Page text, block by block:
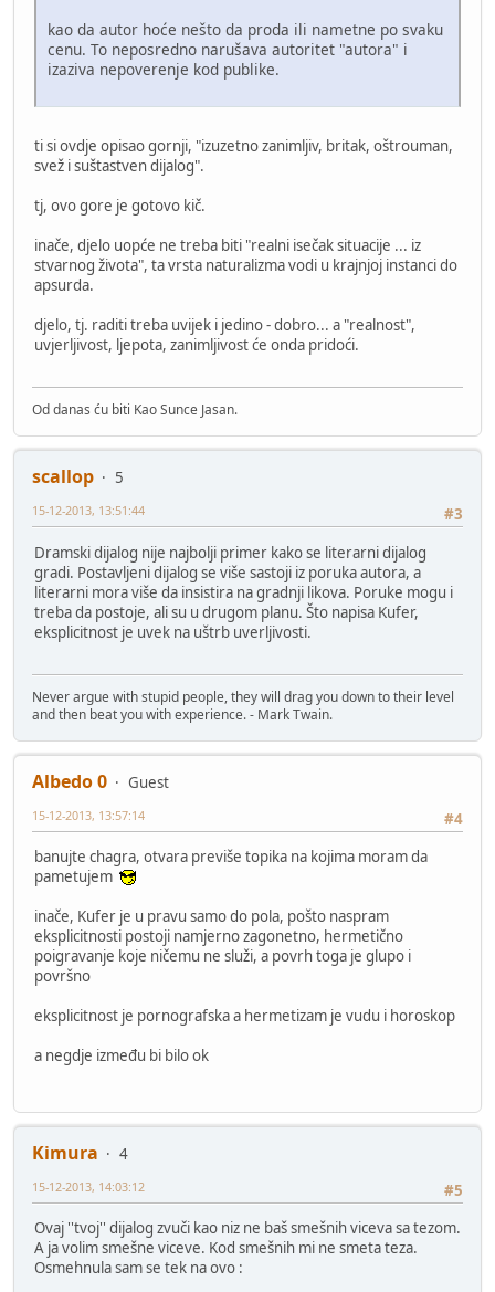
kao da autor hoće nešto da proda ili nametne po svaku
cenu. To neposredno narušava autoritet "autora" i
izaziva nepoverenje kod publike.
ti si ovdje opisao gornji, "izuzetno zanimljiv, britak, oštrouman,
svež i suštastven dijalog".
tj, ovo gore je gotovo kič.
inače, djelo uopće ne treba biti "realni isečak situacije ... iz
stvarnog života", ta vrsta naturalizma vodi u krajnjoj instanci do
apsurda.
djelo, tj. raditi treba uvijek i jedino - dobro... a "realnost",
uvjerljivost, ljepota, zanimljivost će onda pridoći.
Od danas ću biti Kao Sunce Jasan.
scallop
5
#3
15-12-2013, 13:51:44
Dramski dijalog nije najbolji primer kako se literarni dijalog
gradi. Postavljeni dijalog se više sastoji iz poruka autora, a
literarni mora više da insistira na gradnji likova. Poruke mogu i
treba da postoje, ali su u drugom planu. Što napisa Kufer,
eksplicitnost je uvek na uštrb uverljivosti.
Never argue with stupid people, they will drag you down to their level
and then beat you with experience. - Mark Twain.
Albedo 0
Guest
#4
15-12-2013, 13:57:14
banujte chagra, otvara previše topika na kojima moram da
pametujem
inače, Kufer je u pravu samo do pola, pošto naspram
eksplicitnosti postoji namjerno zagonetno, hermetično
poigravanje koje ničemu ne služi, a povrh toga je glupo i
površno
eksplicitnost je pornografska a hermetizam je vudu i horoskop
a negdje između bi bilo ok
Kimura
4
#5
15-12-2013, 14:03:12
Ovaj ''tvoj'' dijalog zvuči kao niz ne baš smešnih viceva sa tezom.
A ja volim smešne viceve. Kod smešnih mi ne smeta teza.
Osmehnula sam se tek na ovo :